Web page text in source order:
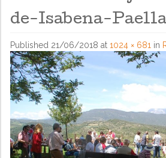
de-Isabena-Paella
Published 21/06/2018 at 1024 × 681 in